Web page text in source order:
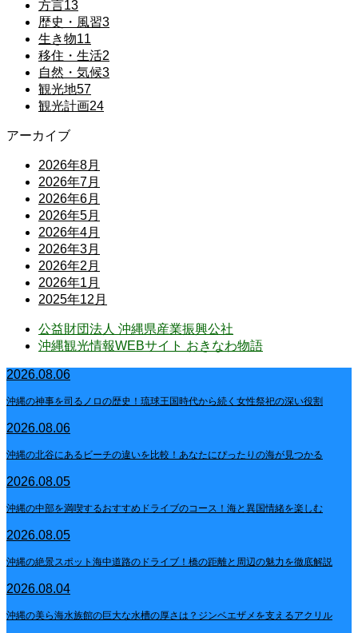
方言13
歴史・風習3
生き物11
移住・生活2
自然・気候3
観光地57
観光計画24
アーカイブ
2026年8月
2026年7月
2026年6月
2026年5月
2026年4月
2026年3月
2026年2月
2026年1月
2025年12月
公益財団法人 沖縄県産業振興公社
沖縄観光情報WEBサイト おきなわ物語
2026.08.06
沖縄の神事を司るノロの歴史！琉球王国時代から続く女性祭祀の深い役割
2026.08.06
沖縄の北谷にあるビーチの違いを比較！あなたにぴったりの海が見つかる
2026.08.05
沖縄の中部を満喫するおすすめドライブのコース！海と異国情緒を楽しむ
2026.08.05
沖縄の絶景スポット海中道路のドライブ！橋の距離と周辺の魅力を徹底解説
2026.08.04
沖縄の美ら海水族館の巨大な水槽の厚さは？ジンベエザメを支えるアクリル